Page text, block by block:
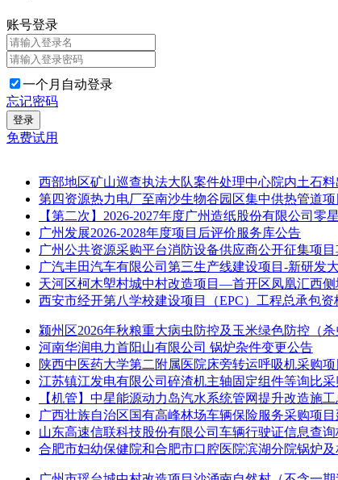
账号登录
一个月自动登录
忘记密码
登录
免费试用
西部地区矿山巡查执法大队案件处理中心院内土石
第四资源热力电厂至南沙生物谷园区集中供热管道
【第二次】2026-2027年度广州造纸股份有限公司
广州发展2026-2028年度项目后评价服务库公告
广州公共资源采购平台消防设备供应商公开征集项
广汽丰田汽车有限公司第三生产线建设项目-新研发
天河区柯木塱村城中村改造项目—首开区凤凰汇西
西安市经开第八学校建设项目（EPC）工程总承包资
颍州区2026年秋粮重大病虫防控及玉米绿色防控（
河南华润电力首阳山有限公司 锅炉杂件变更公告
陕西中医药大学第二附属医院床旁转运呼吸机采购项
江苏镇江发电有限公司碎渣机主轴固定组件等询比
【机管】中星能源动力岛汽水系统管网提升改造施工
广西壮族自治区国有高峰林场车辆保险服务采购项
山东高速信联科技股份有限公司车辆行驶证信息查
合肥市妇幼保健院和合肥市口腔医院滨湖分院锅炉